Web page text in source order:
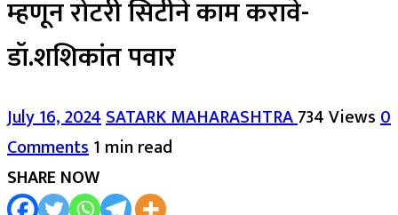
म्हणून रोटरी सिटीने काम करावे-
डॉ.शशिकांत पवार
July 16, 2024SATARK MAHARASHTRA734 Views0
Comments1 min read
SHARE NOW